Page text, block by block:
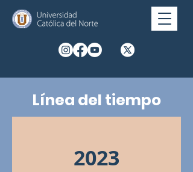
Línea del tiempo
2023